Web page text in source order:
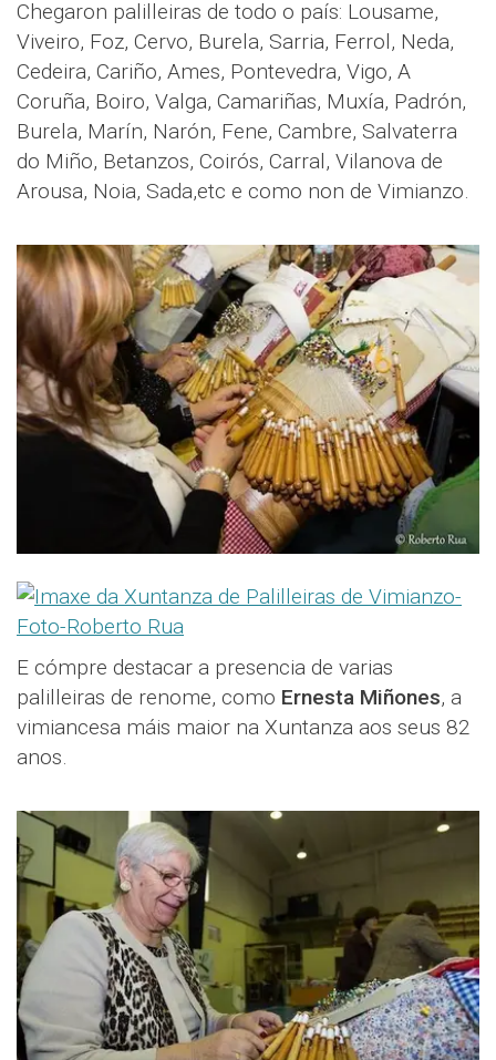
Chegaron palilleiras de todo o país: Lousame,
Viveiro, Foz, Cervo, Burela, Sarria, Ferrol, Neda,
Cedeira, Cariño, Ames, Pontevedra, Vigo, A
Coruña, Boiro, Valga, Camariñas, Muxía, Padrón,
Burela, Marín, Narón, Fene, Cambre, Salvaterra
do Miño, Betanzos, Coirós, Carral, Vilanova de
Arousa, Noia, Sada,etc e como non de Vimianzo.
E cómpre destacar a presencia de varias
palilleiras de renome, como Ernesta Miñones, a
vimiancesa máis maior na Xuntanza aos seus 82
anos.